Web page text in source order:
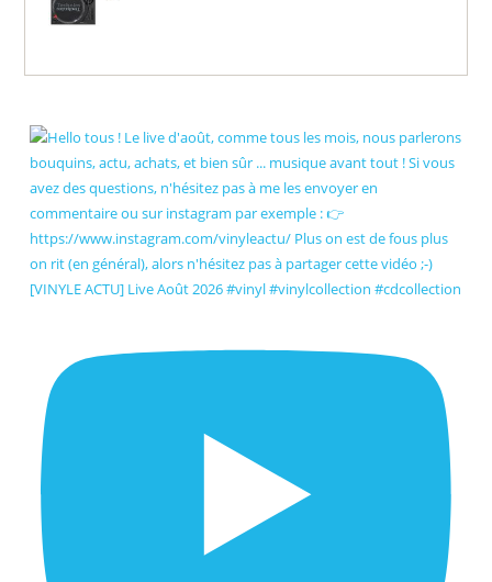
[VINYLE ACTU] Live Août 2026 #vinyl #vinylcollection #cdcollection